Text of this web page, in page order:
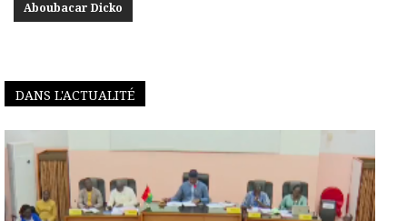
Aboubacar Dicko
DANS L'ACTUALITÉ